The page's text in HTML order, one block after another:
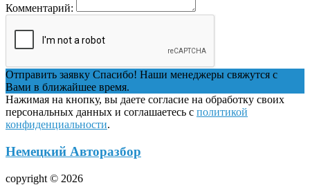
Комментарий:
Отправить заявку Спасибо! Наши менеджеры свяжутся с
Вами в ближайшее время.
Нажимая на кнопку, вы даете согласие на обработку своих
персональных данных и соглашаетесь с политикой
конфиденциальности.
Немецкий Авторазбор
copyright © 2026